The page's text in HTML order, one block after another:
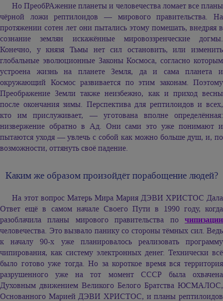
Но ПреобРАжение планеты и человечества ломает все планы
чёрной ложи рептилоидов — мирового правительства. На
протяжении сотен лет они пытались этому помешать, внедряя в
сознание землян искажённые мировоззренческие догмы.
Конечно, у князя Тьмы нет сил остановить, или изменить
глобальные эволюционные Законы Космоса, согласно которым
устроена жизнь на планете Земля, да и сама планета и
окружающий Космос развивается по этим законам. Поэтому
Преображение Земли также неизбежно, как и приход весны
после окончания зимы. Перспектива для рептилоидов и всех,
кто им прислуживает, — уготована вполне определённая:
низвержение обратно в Ад. Они сами это уже понимают и
пытаются уходя — увлечь с собой как можно больше душ, и, по
возможности, оттянуть своё падение.
Каким же образом произойдёт порабощение людей?
На этот вопрос Матерь Мира Мария ДЭВИ ХРИСТОС Дала
Ответ ещё в самом начале Своего Пути в 1990 году, когда
разоблачила планы мирового правительства по чипизации
человечества. Это вызвало панику со стороны тёмных сил. Ведь
к началу 90-х уже планировалось реализовать программу
чипирования, как систему электронных денег. Технически всё
было готово уже тогда. Но за короткое время вся территория
разрушенного уже на тот момент СССР была охвачена
Духовным движением Великого Белого Братства ЮСМАЛОС,
Основанного Марией ДЭВИ ХРИСТОС, и планы рептилоидов